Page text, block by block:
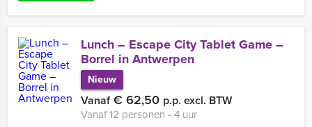
Lunch – Escape City Tablet Game –
Borrel in Antwerpen
Nieuw
Vanaf€ 62,50 p.p. excl. BTW
Vanaf 12 personen ‐ 4 uur